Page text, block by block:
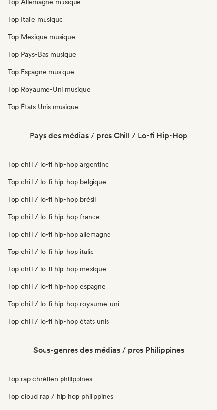
Top Allemagne musique
Top Italie musique
Top Mexique musique
Top Pays-Bas musique
Top Espagne musique
Top Royaume-Uni musique
Top États Unis musique
Pays des médias / pros Chill / Lo-fi Hip-Hop
Top chill / lo-fi hip-hop argentine
Top chill / lo-fi hip-hop belgique
Top chill / lo-fi hip-hop brésil
Top chill / lo-fi hip-hop france
Top chill / lo-fi hip-hop allemagne
Top chill / lo-fi hip-hop italie
Top chill / lo-fi hip-hop mexique
Top chill / lo-fi hip-hop espagne
Top chill / lo-fi hip-hop royaume-uni
Top chill / lo-fi hip-hop états unis
Sous-genres des médias / pros Philippines
Top rap chrétien philippines
Top cloud rap / hip hop philippines